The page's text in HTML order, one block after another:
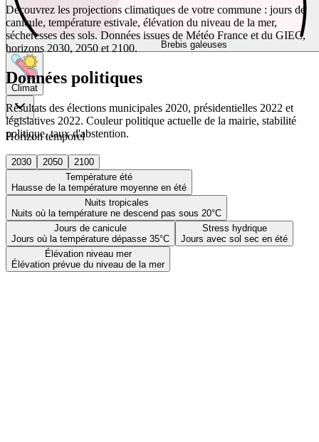
Brebis galeuses
Climat
Horizon temporel
2030 2050
2100
Température été
Hausse de la température moyenne en été
Nuits tropicales
Nuits où la température ne descend pas sous 20°C
Jours de canicule
Jours où la température dépasse 35°C
Stress hydrique
Jours avec sol sec en été
Élévation niveau mer
Élévation prévue du niveau de la mer
Découvrez les projections climatiques de votre commune : jours de
canicule, température estivale, élévation du niveau de la mer,
sécheresses des sols. Données issues de Météo France et du GIEC,
horizons 2030, 2050 et 2100.
Données politiques
Résultats des élections municipales 2020, présidentielles 2022 et
législatives 2022. Couleur politique actuelle de la mairie, stabilité
politique, taux d'abstention.